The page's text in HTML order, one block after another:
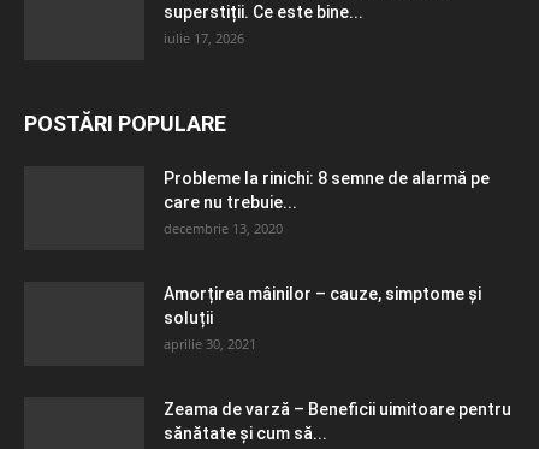
superstiții. Ce este bine...
iulie 17, 2026
POSTĂRI POPULARE
Probleme la rinichi: 8 semne de alarmă pe
care nu trebuie...
decembrie 13, 2020
Amorțirea mâinilor – cauze, simptome și
soluții
aprilie 30, 2021
Zeama de varză – Beneficii uimitoare pentru
sănătate și cum să...